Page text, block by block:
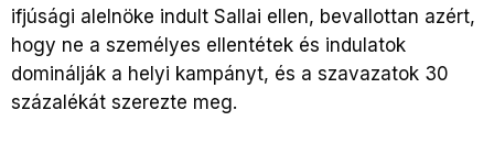
ifjúsági alelnöke indult Sallai ellen, bevallottan azért,
hogy ne a személyes ellentétek és indulatok
dominálják a helyi kampányt, és a szavazatok 30
százalékát szerezte meg.